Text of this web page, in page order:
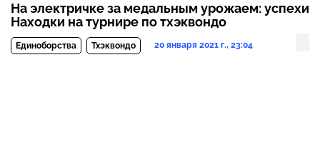
На электричке за медальным урожаем: успехи
Находки на турнире по тхэквондо
Единоборства Тхэквондо 20 января 2021 г., 23:04